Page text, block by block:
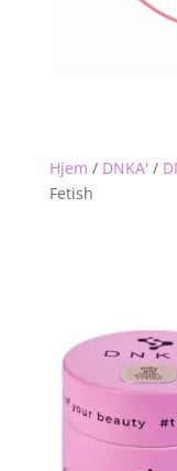
Hjem / DNKA' /
Fetish